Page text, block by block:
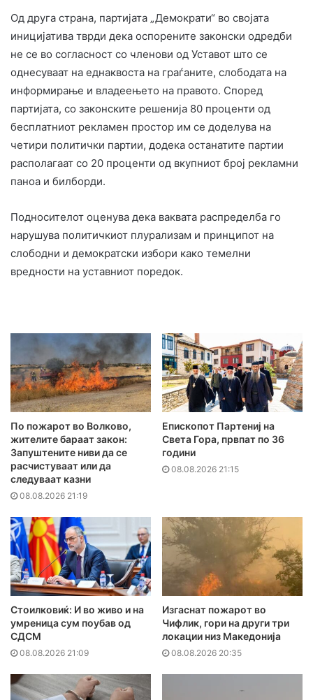
Од друга страна, партијата „Демократи“ во својата
иницијатива тврди дека оспорените законски одредби
не се во согласност со членови од Уставот што се
однесуваат на еднаквоста на граѓаните, слободата на
информирање и владеењето на правото. Според
партијата, со законските решенија 80 проценти од
бесплатниот рекламен простор им се доделува на
четири политички партии, додека останатите партии
располагаат со 20 проценти од вкупниот број рекламни
паноа и билборди.
Подносителот оценува дека ваквата распределба го
нарушува политичкиот плурализам и принципот на
слободни и демократски избори како темелни
вредности на уставниот поредок.
По пожарот во Волково,
жителите бараат закон:
Запуштените ниви да се
расчистуваат или да
следуваат казни
08.08.2026 21:19
Епископот Партениј на
Света Гора, првпат по 36
години
08.08.2026 21:15
Стоилковиќ: И во живо и на
умреница сум поубав од
СДСМ
08.08.2026 21:09
Изгаснат пожарот во
Чифлик, гори на други три
локации низ Македонија
08.08.2026 20:35